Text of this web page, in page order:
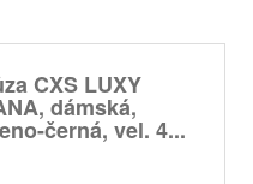
CXS LUXY
dámská,
černá, vel. 4...